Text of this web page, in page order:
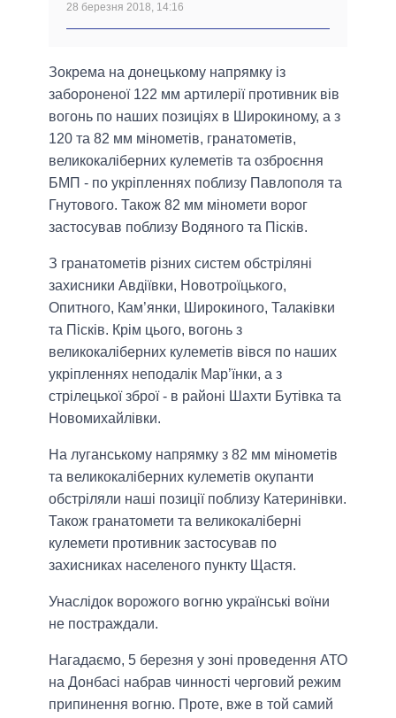
28 березня 2018, 14:16
Зокрема на донецькому напрямку із
забороненої 122 мм артилерії противник вів
вогонь по наших позиціях в Широкиному, а з
120 та 82 мм мінометів, гранатометів,
великокаліберних кулеметів та озброєння
БМП - по укріпленнях поблизу Павлополя та
Гнутового. Також 82 мм міномети ворог
застосував поблизу Водяного та Пісків.
З гранатометів різних систем обстріляні
захисники Авдіївки, Новотроїцького,
Опитного, Кам’янки, Широкиного, Талаківки
та Пісків. Крім цього, вогонь з
великокаліберних кулеметів вівся по наших
укріпленнях неподалік Мар’їнки, а з
стрілецької зброї - в районі Шахти Бутівка та
Новомихайлівки.
На луганському напрямку з 82 мм мінометів
та великокаліберних кулеметів окупанти
обстріляли наші позиції поблизу Катеринівки.
Також гранатомети та великокаліберні
кулемети противник застосував по
захисниках населеного пункту Щастя.
Унаслідок ворожого вогню українські воїни
не постраждали.
Нагадаємо, 5 березня у зоні проведення АТО
на Донбасі набрав чинності черговий режим
припинення вогню. Проте, вже в той самий